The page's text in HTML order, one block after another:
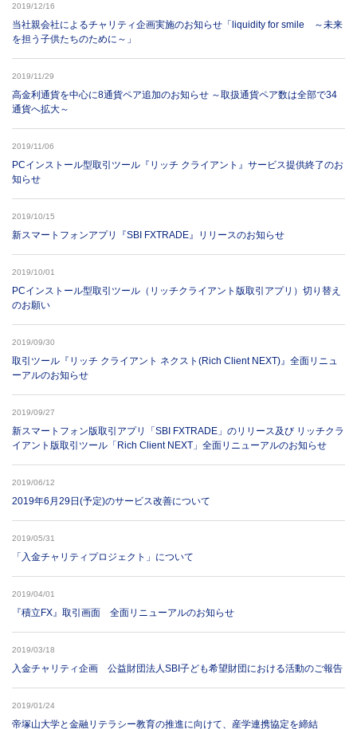
2019/12/16
当社親会社によるチャリティ企画実施のお知らせ「liquidity for smile ～未来
を担う子供たちのために～」
2019/11/29
高金利通貨を中心に8通貨ペア追加のお知らせ ～取扱通貨ペア数は全部で34
通貨へ拡大～
2019/11/06
PCインストール型取引ツール『リッチ クライアント』サービス提供終了のお
知らせ
2019/10/15
新スマートフォンアプリ『SBI FXTRADE』リリースのお知らせ
2019/10/01
PCインストール型取引ツール（リッチクライアント版取引アプリ）切り替え
のお願い
2019/09/30
取引ツール『リッチ クライアント ネクスト(Rich Client NEXT)』全面リニュ
ーアルのお知らせ
2019/09/27
新スマートフォン版取引アプリ「SBI FXTRADE」のリリース及び リッチクラ
イアント版取引ツール「Rich Client NEXT」全面リニューアルのお知らせ
2019/06/12
2019年6月29日(予定)のサービス改善について
2019/05/31
「入金チャリティプロジェクト」について
2019/04/01
『積立FX』取引画面 全面リニューアルのお知らせ
2019/03/18
入金チャリティ企画 公益財団法人SBI子ども希望財団における活動のご報告
2019/01/24
帝塚山大学と金融リテラシー教育の推進に向けて、産学連携協定を締結